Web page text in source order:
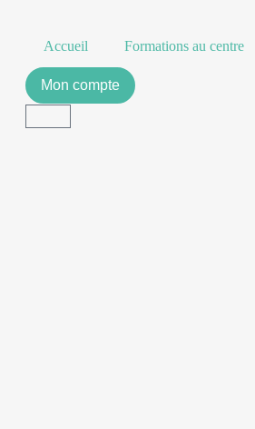
Accueil Formations au centre
Mon compte